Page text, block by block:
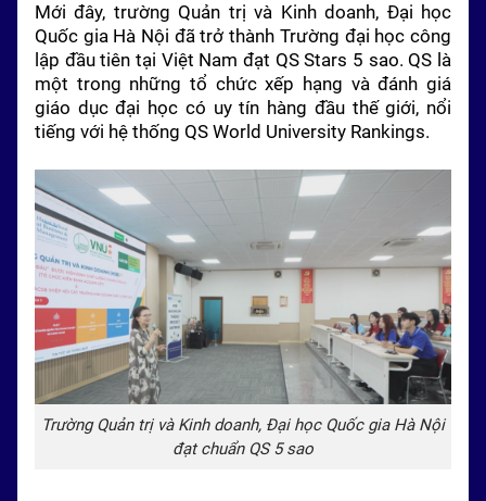
Mới đây, trường Quản trị và Kinh doanh, Đại học
Quốc gia Hà Nội đã trở thành Trường đại học công
lập đầu tiên tại Việt Nam đạt QS Stars 5 sao. QS là
một trong những tổ chức xếp hạng và đánh giá
giáo dục đại học có uy tín hàng đầu thế giới, nổi
tiếng với hệ thống QS World University Rankings.
Trường Quản trị và Kinh doanh, Đại học Quốc gia Hà Nội
đạt chuẩn QS 5 sao